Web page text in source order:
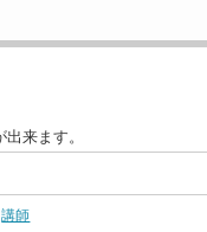
来ます。
講師